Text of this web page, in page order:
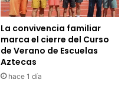
La convivencia familiar
marca el cierre del Curso
de Verano de Escuelas
Aztecas
hace 1 día